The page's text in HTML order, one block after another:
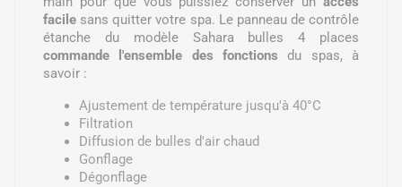
facile sans quitter votre spa. Le panneau de contrôle
étanche du modèle Sahara bulles 4 places
commande l'ensemble des fonctions du spas, à
savoir :
Ajustement de température jusqu'à 40°C
Filtration
Diffusion de bulles d'air chaud
Gonflage
Dégonflage